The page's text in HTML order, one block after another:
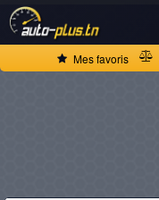
Mes favoris
ACCUEIL